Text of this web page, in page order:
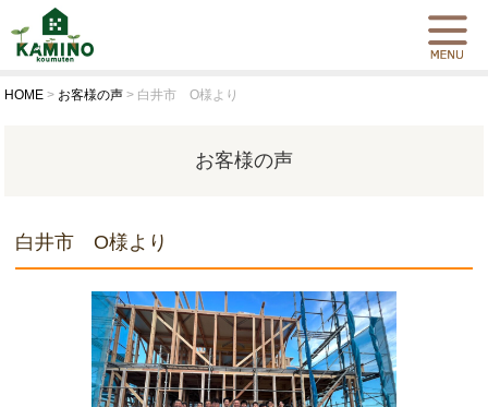
HOME > お客様の声 > 白井市 O様より
お客様の声
白井市 O様より